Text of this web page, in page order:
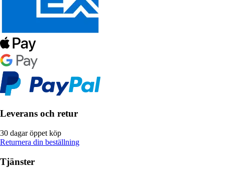
Leverans och retur
30 dagar öppet köp
Returnera din beställning
Tjänster